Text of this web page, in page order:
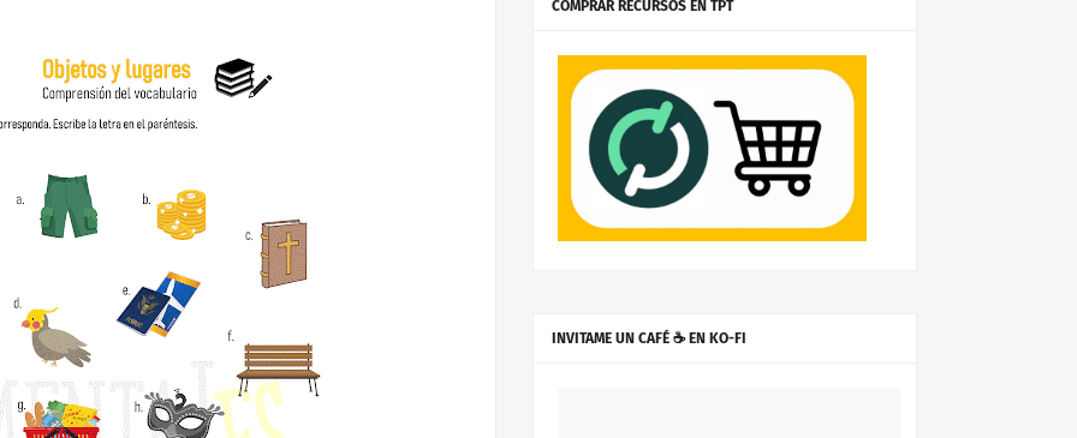
COMPRAR RECURSOS EN TPT
INVITAME UN CAFÉ ☕ EN KO-FI